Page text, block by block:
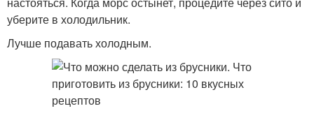
уберите в холодильник.
Лучше подавать холодным.